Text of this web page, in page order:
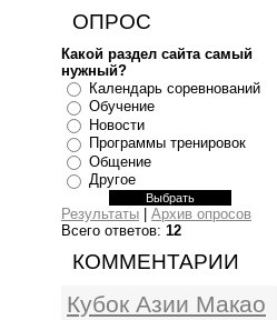
ОПРОС
Какой раздел сайта самый
нужный?
Календарь соревнований
Обучение
Новости
Программы тренировок
Общение
Другое
Результаты
Архив опросов
Всего ответов: 12
КОММЕНТАРИИ
Кубок Азии Макао